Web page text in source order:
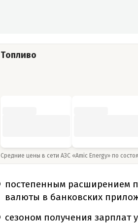
Топливо
Средние цены в сети АЗС «Amic Energy» по
постепенным расширением
валюты в банковских
сезоном получения зарплат